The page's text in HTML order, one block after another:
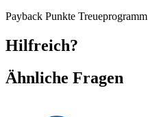
Payback Punkte Treueprogramm
Hilfreich?
Ähnliche Fragen